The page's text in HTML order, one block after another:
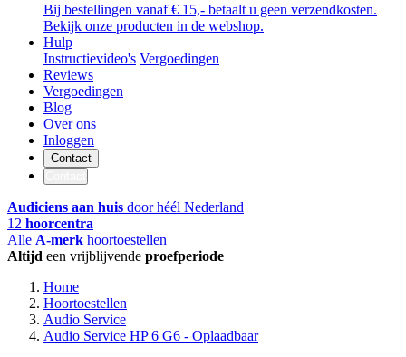
Bij bestellingen vanaf € 15,- betaalt u geen verzendkosten.
Bekijk onze producten in de webshop.
Hulp
Instructievideo's Vergoedingen
Reviews
Vergoedingen
Blog
Over ons
Inloggen
Contact
Audiciens aan huis door héél Nederland
12 hoorcentra
Alle A-merk hoortoestellen
Altijd een vrijblijvende proefperiode
Home
Hoortoestellen
Audio Service
Audio Service HP 6 G6 - Oplaadbaar